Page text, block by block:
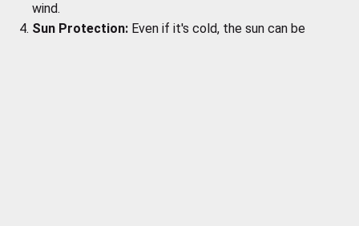
wind.
Sun Protection: Even if it's cold, the sun can be